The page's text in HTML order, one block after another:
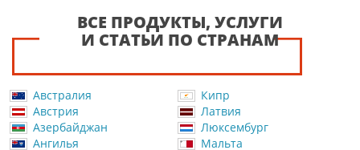
ВСЕ ПРОДУКТЫ, УСЛУГИ
И СТАТЬИ ПО СТРАНАМ
Австралия
Австрия
Азербайджан
Ангилья
Кипр
Латвия
Люксембург
Мальта